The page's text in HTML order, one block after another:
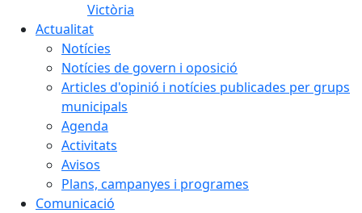
Victòria
Actualitat
Notícies
Notícies de govern i oposició
Articles d'opinió i notícies publicades per grups
municipals
Agenda
Activitats
Avisos
Plans, campanyes i programes
Comunicació